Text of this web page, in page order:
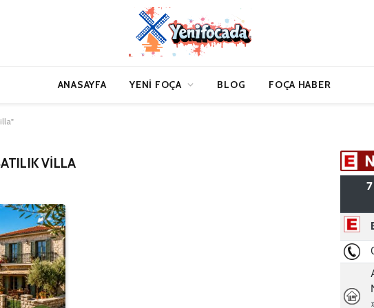
ANASAYFA YENI FOÇA BLOG FOÇA HABER
VILLA